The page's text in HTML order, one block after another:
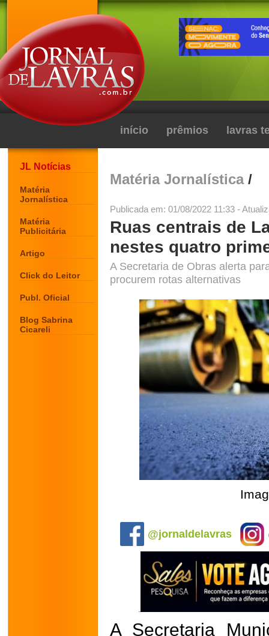
início prêmios lavras
JL Notícias
Matéria
Jornalística
Matéria
Publicitária
Artigo
Click do Leitor
Publ. Oficial
Blog Sabrina
Cicareli
Matéria Jornalística/
Publicada em: 01/08/2022 11:33 -
Ruas centrais de
nestes quatro
A Secretaria de Obras alerta
procurem rotas alternativas
@jornaldelavras
A Secretaria